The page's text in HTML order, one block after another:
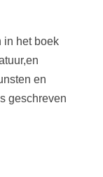
in het boek
en
geschreven